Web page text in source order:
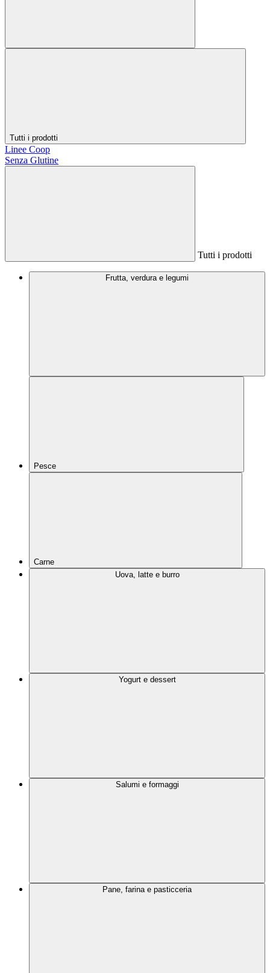
Tutti i prodotti
Linee Coop
Senza Glutine
Tutti i prodotti
Frutta, verdura e legumi
Pesce
Carne
Uova, latte e burro
Yogurt e dessert
Salumi e formaggi
Pane, farina e pasticceria